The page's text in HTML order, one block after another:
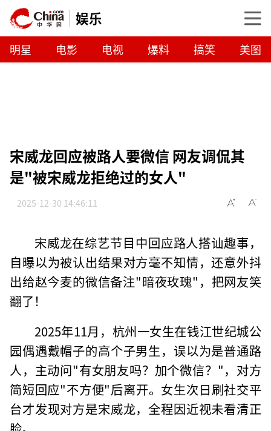
娱乐
明星 电影 电视 爆料 搞笑 美图
宋威龙回应被路人要微信 网友调侃其
是"被宋威龙拒绝过的女人"
2025-12-30 14:46:11
宋威龙在综艺节目中回应路人搭讪趣事，
自曝以为被认出结果对方毫不知情，还意外抖
出给赵今麦的微信备注"暗夜玫瑰"，把网友笑
翻了！
2025年11月，杭州一女生在钱江世纪城公
园偶遇戴帽子的高个子男生，误以为是普通路
人，主动问"有女朋友吗？加个微信？"，对方
简短回应"不方便"后离开。女生次日刷社交平
台才发现对方是宋威龙，全程因近视未看清正